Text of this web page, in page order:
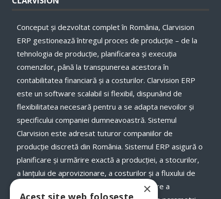
Conceput și dezvoltat complet în România, Clarvision
ERP gestionează întregul proces de producție – de la
tehnologia de producție, planificarea și execuţia
comenzilor, până la transpunerea acestora în
contabilitatea financiară și a costurilor. Clarvision ERP
este un software scalabil si flexibil, dispunând de
flexibilitatea necesară pentru a se adapta nevoilor și
specificului companiei dumneavoastră. Sistemul
Clarvision este adresat tuturor companiilor de
producție discretă din România. Sistemul ERP asigură o
planificare și urmărire exactă a producției, a stocurilor,
a lanţului de aprovizionare, a costurilor și a fluxului de
numerar, a termenelor de livrare și onorare a
×
Acest site web folosește